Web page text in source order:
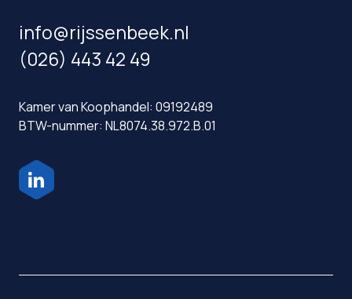
info@rijssenbeek.nl
(026) 443 42 49
Kamer van Koophandel: 09192489
BTW-nummer: NL8074.38.972.B.01